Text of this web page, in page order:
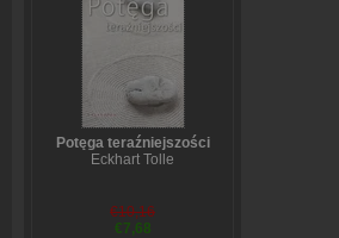
Potęga teraźniejszości
Eckhart Tolle
€10,16
€7,68